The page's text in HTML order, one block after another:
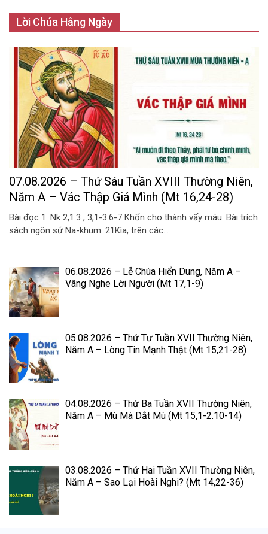
Lời Chúa Hằng Ngày
07.08.2026 – Thứ Sáu Tuần XVIII Thường Niên,
Năm A – Vác Thập Giá Mình (Mt 16,24-28)
Bài đọc 1: Nk 2,1.3 ; 3,1-3.6-7 Khốn cho thành vấy máu. Bài trích
sách ngôn sứ Na-khum. 21Kìa, trên các...
06.08.2026 – Lễ Chúa Hiển Dung, Năm A –
Vâng Nghe Lời Người (Mt 17,1-9)
05.08.2026 – Thứ Tư Tuần XVII Thường Niên,
Năm A – Lòng Tin Mạnh Thật (Mt 15,21-28)
04.08.2026 – Thứ Ba Tuần XVII Thường Niên,
Năm A – Mù Mà Dắt Mù (Mt 15,1-2.10-14)
03.08.2026 – Thứ Hai Tuần XVII Thường Niên,
Năm A – Sao Lại Hoài Nghi? (Mt 14,22-36)